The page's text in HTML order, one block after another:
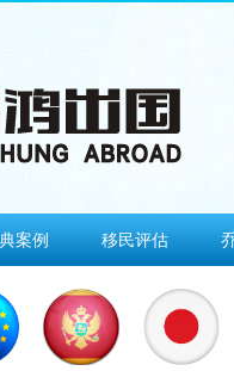
案例 移民评估